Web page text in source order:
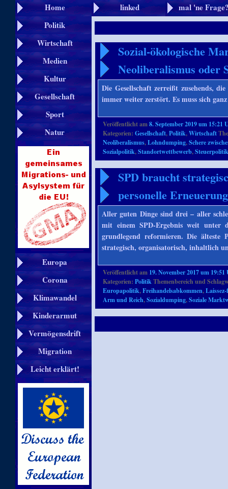
Home linked
mal 'ne
Politik
Wirtschaft
Medien
Kultur
Gesellschaft
Sport
Natur
Europa
Corona
Klimawandel
Kinderarmut
Vermögensdrift
Migration
Leicht erklärt!
Sozial-ökologische
Neoliberalismus oder
Die Gesellschaft zerreißt zusehends,
immer weiter zerstört. Es muss sich
Veröffentlicht am8. September 2019 um 15:21
Kategorien:Gesellschaft,Politik,Wirtschaft
Neoliberalismus,Lohndumping,Schere
Sozialpolitik,Standortwettbewerb,
SPD braucht
personelle Erneuerung
Aller guten Dinge sind drei – aller
mit einem SPD-Ergebnis weit unter
grundlegend reformieren. Die älteste
strategisch, organisatorisch, inhaltlich
Veröffentlicht am 19. November 2017 um 19:51
Kategorien:PolitikThemenbereich und
Europapolitik,Freihandelsabkommen,
Arm und Reich,Sozialdumping,Soziale